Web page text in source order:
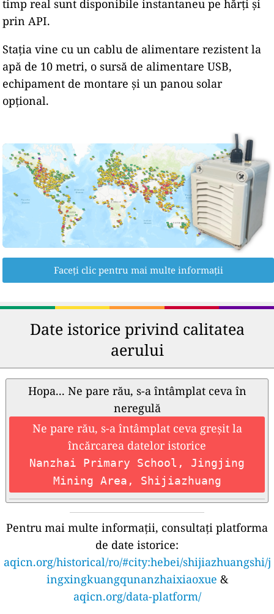
timp real sunt disponibile instantaneu pe hărți și
prin API.
Stația vine cu un cablu de alimentare rezistent la
apă de 10 metri, o sursă de alimentare USB,
echipament de montare și un panou solar
opțional.
Faceți clic pentru mai multe informații
Date istorice privind calitatea
aerului
Hopa... Ne pare rău, s-a întâmplat ceva în
neregulă
Ne pare rău, s-a întâmplat ceva greșit la
încărcarea datelor istorice
Nanzhai Primary School, Jingjing
Mining Area, Shijiazhuang
Pentru mai multe informații, consultați platforma
de date istorice:
aqicn.org/historical/ro/#city:hebei/shijiazhuangshi/j
ingxingkuangqunanzhaixiaoxue &
aqicn.org/data-platform/